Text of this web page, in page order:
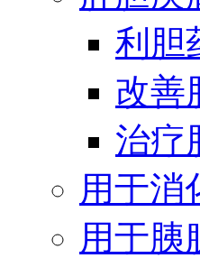
利胆
改善
治疗
用于消
用于胰